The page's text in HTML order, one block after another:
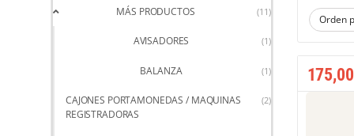
175,00
MÁS PRODUCTOS (11)
AVISADORES (1)
BALANZA (1)
CAJONES PORTAMONEDAS / MAQUINAS
REGISTRADORAS
(2)